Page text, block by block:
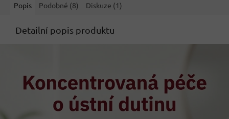
Popis Podobné (8) Diskuze (1)
Detailní popis produktu